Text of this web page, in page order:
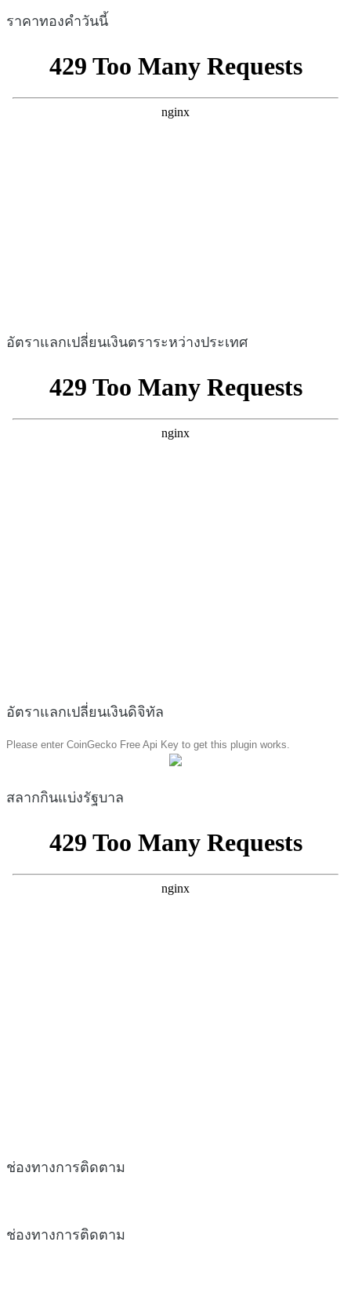
ราคาทองคำวันนี้
อัตราแลกเปลี่ยนเงินตราระหว่างประเทศ
อัตราแลกเปลี่ยนเงินดิจิทัล
Please enter CoinGecko Free Api Key to get this plugin works.
สลากกินแบ่งรัฐบาล
ช่องทางการติดตาม
ช่องทางการติดตาม